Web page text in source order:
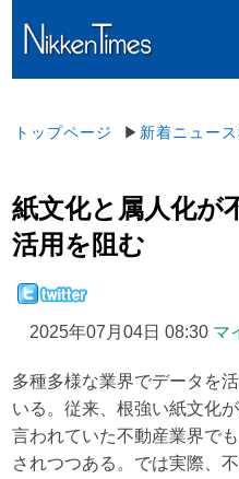
トップページ ▶ 新着ニュー
紙文化と属人化が
活用を阻む
2025年07月04日 08:30 マ
多種多様な業界でデータを
いる。従来、根強い紙文化
言われていた不動産業界で
されつつある。では実際、